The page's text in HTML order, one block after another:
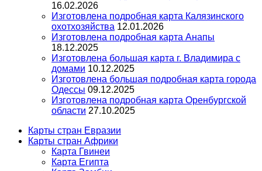
16.02.2026
Изготовлена подробная карта Калязинского
охотхозяйства 12.01.2026
Изготовлена подробная карта Анапы
18.12.2025
Изготовлена большая карта г. Владимира с
домами 10.12.2025
Изготовлена большая подробная карта города
Одессы 09.12.2025
Изготовлена подробная карта Оренбургской
области 27.10.2025
Карты стран Евразии
Карты стран Африки
Карта Гвинеи
Карта Египта